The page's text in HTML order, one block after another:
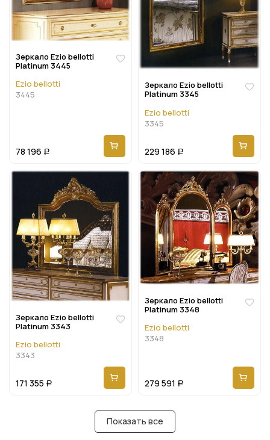
Зеркало Ezio bellotti
Platinum 3445
Ezio bellotti
3445
78 196 Р
Зеркало Ezio bellotti
Platinum 3345
Ezio bellotti
3345
229 186 Р
Зеркало Ezio bellotti
Platinum 3343
Ezio bellotti
3343
171 355 Р
Зеркало Ezio bellotti
Platinum 3348
Ezio bellotti
3348
279 591 Р
Показать все